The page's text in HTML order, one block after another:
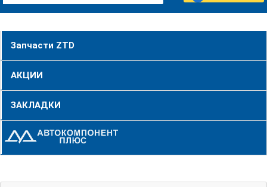
Запчасти ZTD
АКЦИИ
ЗАКЛАДКИ